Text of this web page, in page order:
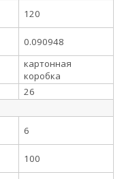
120
0.090948
картонная
коробка
26
6
100